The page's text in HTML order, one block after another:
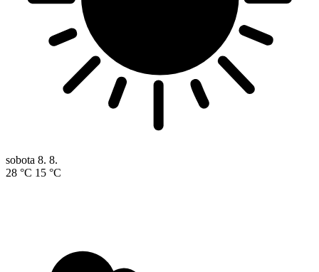
sobota 8. 8.
28 °C 15 °C